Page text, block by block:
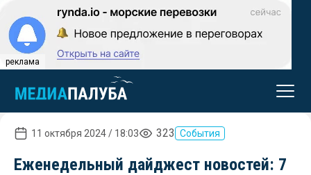
реклама
11 октября 2024 / 18:03 323 События
Еженедельный дайджест новостей: 7